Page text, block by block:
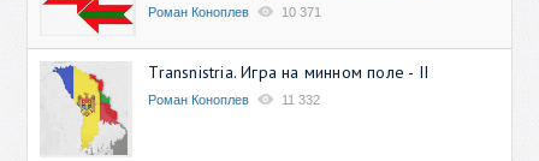
Роман Коноплев 10 371
Transnistria. Игра на минном поле - II
Роман Коноплев 11 332